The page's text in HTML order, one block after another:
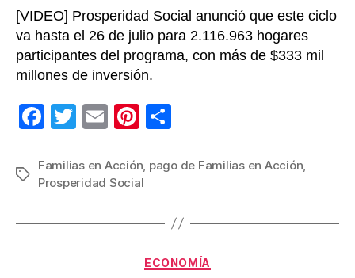
en
de
[VIDEO] Prosperidad Social anunció que este ciclo
va hasta el 26 de julio para 2.116.963 hogares
participantes del programa, con más de $333 mil
millones de inversión.
F
c
e
b
T
tt
er
E
ail
Pi
er
e
st
m
ar
Etiquetas
Familias en Acción, pago de Familias en Acción,
Prosperidad Social
Categorías
ECONOMÍA